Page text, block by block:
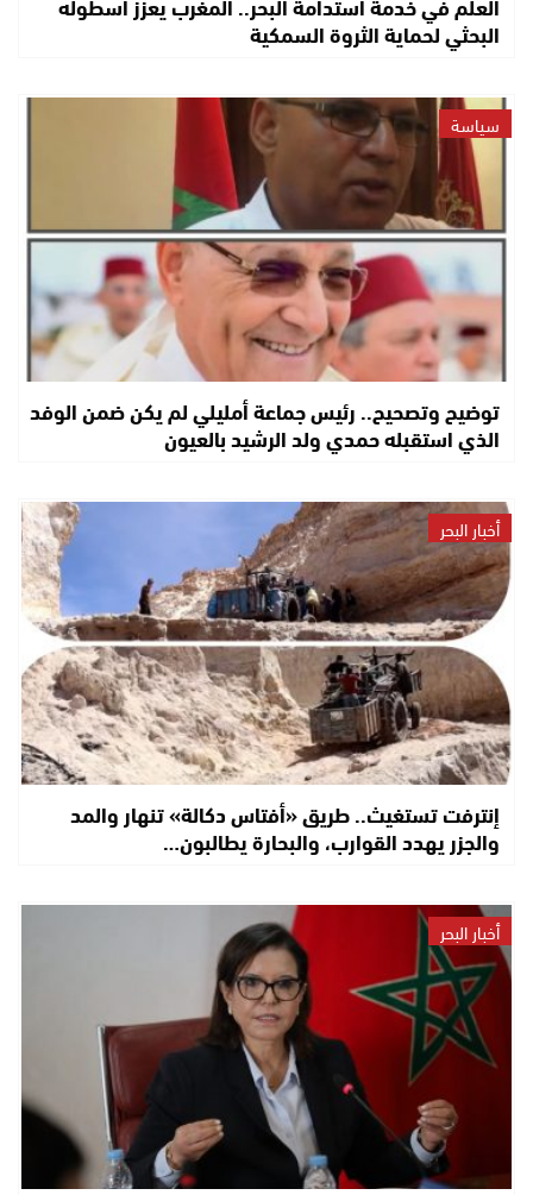
البحثي لحماية الثروة السمكية
سياسة
توضيح وتصحيح.. رئيس جماعة أمليلي لم يكن ضمن الوفد
الذي استقبله حمدي ولد الرشيد بالعيون
أخبار البحر
إنترفت تستغيث.. طريق «أفتاس دكالة» تنهار والمد
والجزر يهدد القوارب، والبحارة يطالبون…
أخبار البحر